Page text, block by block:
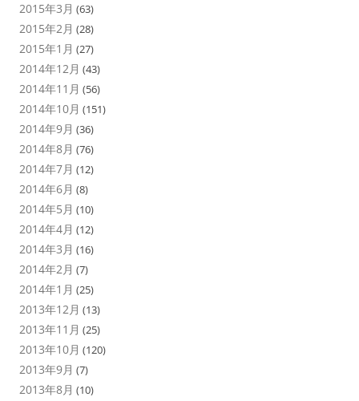
2015年3月 (63)
2015年2月 (28)
2015年1月 (27)
2014年12月 (43)
2014年11月 (56)
2014年10月 (151)
2014年9月 (36)
2014年8月 (76)
2014年7月 (12)
2014年6月 (8)
2014年5月 (10)
2014年4月 (12)
2014年3月 (16)
2014年2月 (7)
2014年1月 (25)
2013年12月 (13)
2013年11月 (25)
2013年10月 (120)
2013年9月 (7)
2013年8月 (10)